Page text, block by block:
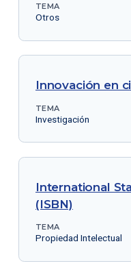
TEMA
Otros
Innovación en
TEMA
Investigación
International
(ISBN)
TEMA
Propiedad Intelectual